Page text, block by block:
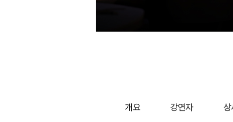
개요 강연자 상